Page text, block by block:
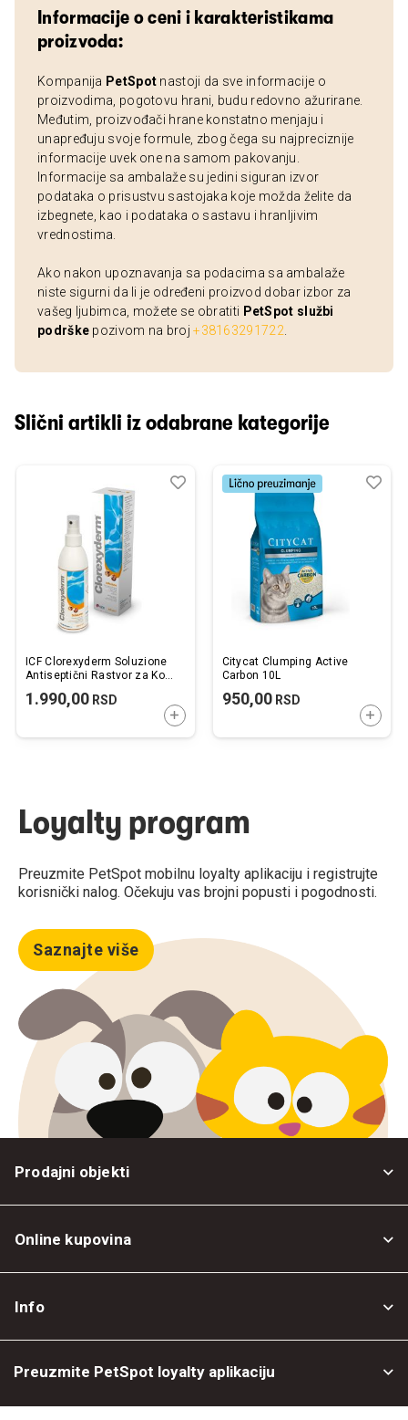
Informacije o ceni i karakteristikama
proizvoda:
Kompanija PetSpot nastoji da sve informacije o
proizvodima, pogotovu hrani, budu redovno ažurirane.
Međutim, proizvođači hrane konstatno menjaju i
unapređuju svoje formule, zbog čega su najpreciznije
informacije uvek one na samom pakovanju.
Informacije sa ambalaže su jedini siguran izvor
podataka o prisustvu sastojaka koje možda želite da
izbegnete, kao i podataka o sastavu i hranljivim
vrednostima.
Ako nakon upoznavanja sa podacima sa ambalaže
niste sigurni da li je određeni proizvod dobar izbor za
vašeg ljubimca, možete se obratiti PetSpot službi
podrške pozivom na broj+38163291722
Slični artikli iz odabrane kategorije
ICF Clorexyderm Soluzione
Antiseptični Rastvor za Kožu
1.990,00 RSD
DODAJTE U KORPU
Dodaj
Uporedi
Citycat Clumping Active
Carbon 10L
950,00RSD
Loyalty program
Preuzmite PetSpot mobilnu loyalty aplikaciju i registrujte
korisnički nalog. Očekuju vas brojni popusti i pogodnosti.
Saznajte više
Prodajni objekti
Online kupovina
Info
Preuzmite PetSpot loyalty aplikaciju